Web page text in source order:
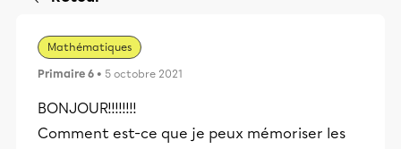
Mathématiques
Primaire 6 • 5 octobre 2021
BONJOUR!!!!!!!!
Comment est-ce que je peux mémoriser les